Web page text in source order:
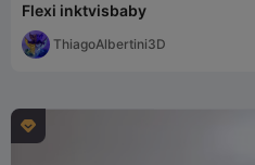
Flexi inktvisbaby
ThiagoAlbertini3D
